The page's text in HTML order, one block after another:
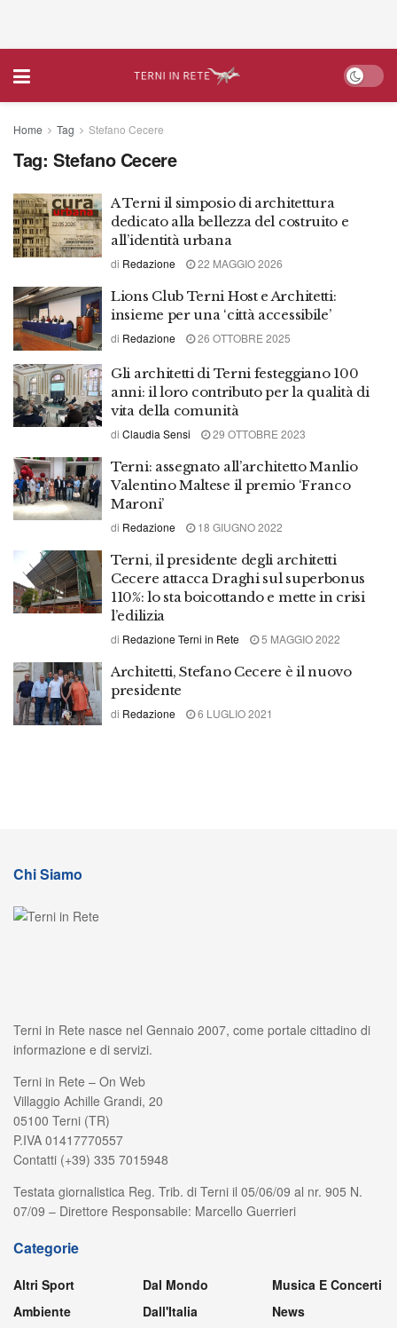
Home Tag Stefano Cecere
Tag: Stefano Cecere
A Terni il simposio di architettura
dedicato alla bellezza del costruito e
all’identità urbana
di Redazione 22 MAGGIO 2026
Lions Club Terni Host e Architetti:
insieme per una ‘città accessibile’
di Redazione 26 OTTOBRE 2025
Gli architetti di Terni festeggiano 100
anni: il loro contributo per la qualità di
vita della comunità
di Claudia Sensi 29 OTTOBRE 2023
Terni: assegnato all’architetto Manlio
Valentino Maltese il premio ‘Franco
Maroni’
di Redazione 18 GIUGNO 2022
Terni, il presidente degli architetti
Cecere attacca Draghi sul superbonus
110%: lo sta boicottando e mette in crisi
l’edilizia
di Redazione Terni in Rete 5 MAGGIO 2022
Architetti, Stefano Cecere è il nuovo
presidente
di Redazione 6 LUGLIO 2021
Chi Siamo
Terni in Rete nasce nel Gennaio 2007, come portale cittadino di
informazione e di servizi.
Terni in Rete – On Web
Villaggio Achille Grandi, 20
05100 Terni (TR)
P.IVA 01417770557
Contatti (+39) 335 7015948
Testata giornalistica Reg. Trib. di Terni il 05/06/09 al nr. 905 N.
07/09 – Direttore Responsabile: Marcello Guerrieri
Categorie
Altri Sport
Ambiente
Dal Mondo
Dall'Italia
Musica E Concerti
News